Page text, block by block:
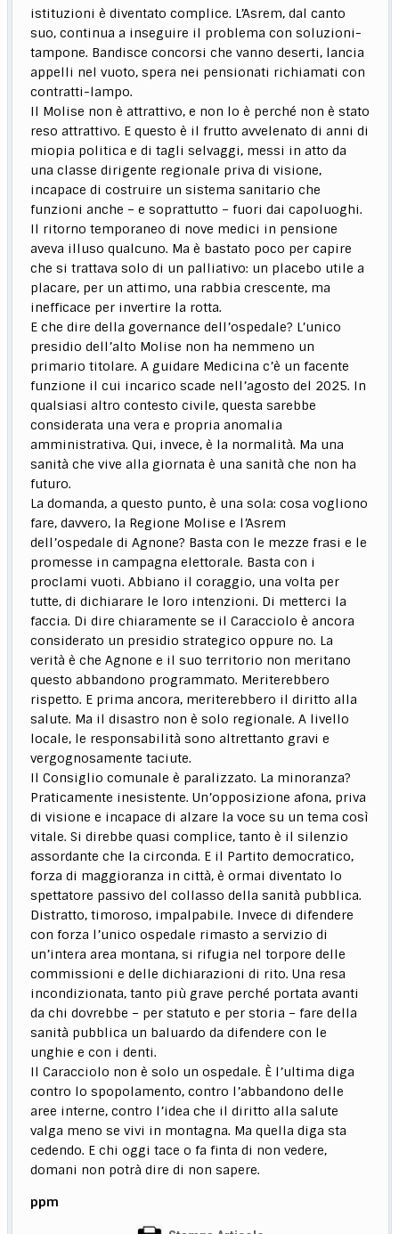
istituzioni è diventato complice. L’Asrem, dal canto
suo, continua a inseguire il problema con soluzioni-
tampone. Bandisce concorsi che vanno deserti, lancia
appelli nel vuoto, spera nei pensionati richiamati con
contratti-lampo.
Il Molise non è attrattivo, e non lo è perché non è stato
reso attrattivo. E questo è il frutto avvelenato di anni di
miopia politica e di tagli selvaggi, messi in atto da
una classe dirigente regionale priva di visione,
incapace di costruire un sistema sanitario che
funzioni anche – e soprattutto – fuori dai capoluoghi.
Il ritorno temporaneo di nove medici in pensione
aveva illuso qualcuno. Ma è bastato poco per capire
che si trattava solo di un palliativo: un placebo utile a
placare, per un attimo, una rabbia crescente, ma
inefficace per invertire la rotta.
E che dire della governance dell’ospedale? L’unico
presidio dell’alto Molise non ha nemmeno un
primario titolare. A guidare Medicina c’è un facente
funzione il cui incarico scade nell’agosto del 2025. In
qualsiasi altro contesto civile, questa sarebbe
considerata una vera e propria anomalia
amministrativa. Qui, invece, è la normalità. Ma una
sanità che vive alla giornata è una sanità che non ha
futuro.
La domanda, a questo punto, è una sola: cosa vogliono
fare, davvero, la Regione Molise e l’Asrem
dell’ospedale di Agnone? Basta con le mezze frasi e le
promesse in campagna elettorale. Basta con i
proclami vuoti. Abbiano il coraggio, una volta per
tutte, di dichiarare le loro intenzioni. Di metterci la
faccia. Di dire chiaramente se il Caracciolo è ancora
considerato un presidio strategico oppure no. La
verità è che Agnone e il suo territorio non meritano
questo abbandono programmato. Meriterebbero
rispetto. E prima ancora, meriterebbero il diritto alla
salute. Ma il disastro non è solo regionale. A livello
locale, le responsabilità sono altrettanto gravi e
vergognosamente taciute.
Il Consiglio comunale è paralizzato. La minoranza?
Praticamente inesistente. Un’opposizione afona, priva
di visione e incapace di alzare la voce su un tema così
vitale. Si direbbe quasi complice, tanto è il silenzio
assordante che la circonda. E il Partito democratico,
forza di maggioranza in città, è ormai diventato lo
spettatore passivo del collasso della sanità pubblica.
Distratto, timoroso, impalpabile. Invece di difendere
con forza l’unico ospedale rimasto a servizio di
un’intera area montana, si rifugia nel torpore delle
commissioni e delle dichiarazioni di rito. Una resa
incondizionata, tanto più grave perché portata avanti
da chi dovrebbe – per statuto e per storia – fare della
sanità pubblica un baluardo da difendere con le
unghie e con i denti.
Il Caracciolo non è solo un ospedale. È l’ultima diga
contro lo spopolamento, contro l’abbandono delle
aree interne, contro l’idea che il diritto alla salute
valga meno se vivi in montagna. Ma quella diga sta
cedendo. E chi oggi tace o fa finta di non vedere,
domani non potrà dire di non sapere.
ppm